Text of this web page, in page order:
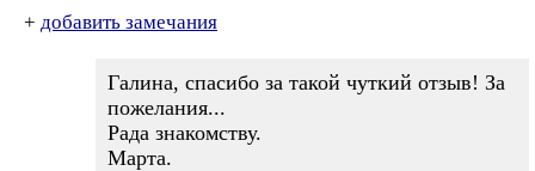
+ добавить замечания
Галина, спасибо за такой чуткий отзыв! За
пожелания...
Рада знакомству.
Марта.